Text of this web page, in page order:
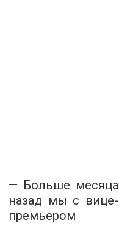
— Больше месяца
назад мы с вице-
премьером